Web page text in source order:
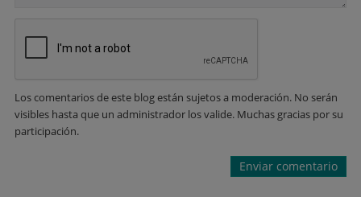
Los comentarios de este blog están sujetos a moderación. No serán
visibles hasta que un administrador los valide. Muchas gracias por su
participación.